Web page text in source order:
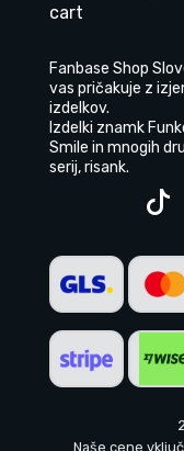
cart
Fanbase Shop
vas pričakuje z
izdelkov.
Izdelki znamk
Smile in mnogih
serij, risank.
Naše cene